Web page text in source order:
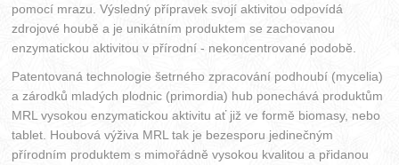
pomocí mrazu. Výsledný přípravek svojí aktivitou odpovídá
zdrojové houbě a je unikátním produktem se zachovanou
enzymatickou aktivitou v přírodní - nekoncentrované podobě.
Patentovaná technologie šetrného zpracování podhoubí (mycelia)
a zárodků mladých plodnic (primordia) hub ponechává produktům
MRL vysokou enzymatickou aktivitu ať již ve formě biomasy, nebo
tablet. Houbová výživa MRL tak je bezesporu jedinečným
přírodním produktem s mimořádně vysokou kvalitou a přidanou